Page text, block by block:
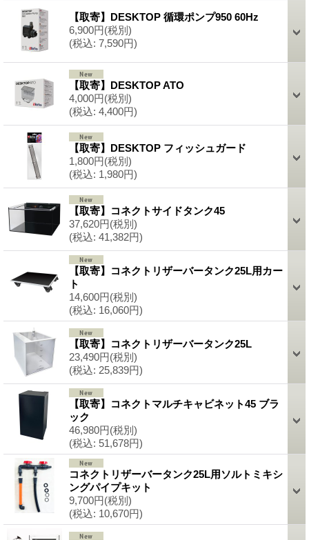
【取寄】DESKTOP 循環ポンプ950 60Hz
6,900円(税別)
(税込: 7,590円)
【取寄】DESKTOP ATO
4,000円(税別)
(税込: 4,400円)
【取寄】DESKTOP フィッシュガード
1,800円(税別)
(税込: 1,980円)
【取寄】コネクトサイドタンク45
37,620円(税別)
(税込: 41,382円)
【取寄】コネクトリザーバータンク25L用カー
ト
14,600円(税別)
(税込: 16,060円)
【取寄】コネクトリザーバータンク25L
23,490円(税別)
(税込: 25,839円)
【取寄】コネクトマルチキャビネット45 ブラ
ック
46,980円(税別)
(税込: 51,678円)
コネクトリザーバータンク25L用ソルトミキシ
ングパイプキット
9,700円(税別)
(税込: 10,670円)